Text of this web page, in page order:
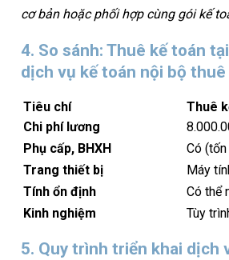
cơ bản hoặc phối hợp cùng gói kế
4. So sánh: Thuê kế toán
dịch vụ kế toán nội bộ thuê
Tiêu chí
Thuê
Chi phí lương
Phụ cấp, BHXH
Có
Trang thiết bị
Máy
Tính ổn định
Có thể
Kinh nghiệm
Tùy
5. Quy trình triển khai dịch